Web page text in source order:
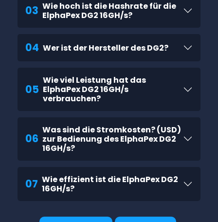
03 Wie hoch ist die Hashrate für die
ElphaPex DG2 16GH/s?
04 Wer ist der Hersteller des DG2?
05
Wie viel Leistung hat das
ElphaPex DG2 16GH/s
verbrauchen?
06
Was sind die Stromkosten? (USD)
zur Bedienung des ElphaPex DG2
16GH/s?
07 Wie effizient ist die ElphaPex DG2
16GH/s?